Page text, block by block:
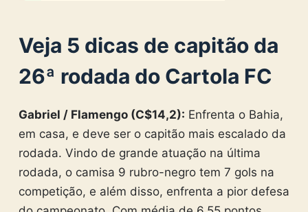
Veja 5 dicas de capitão da
26ª rodada do Cartola FC
Gabriel / Flamengo (C$14,2): Enfrenta o Bahia,
em casa, e deve ser o capitão mais escalado da
rodada. Vindo de grande atuação na última
rodada, o camisa 9 rubro-negro tem 7 gols na
competição, e além disso, enfrenta a pior defesa